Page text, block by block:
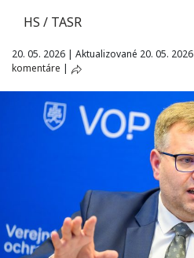
HS / TASR
20. 05. 2026 | Aktualizované 20. 05. 2026
komentáre |